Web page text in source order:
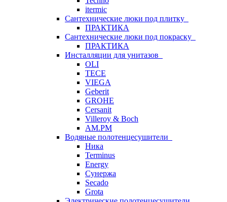
itermic
Сантехнические люки под плитку
ПРАКТИКА
Сантехнические люки под покраску
ПРАКТИКА
Инсталляции для унитазов
OLI
TECE
VIEGA
Geberit
GROHE
Cersanit
Villeroy & Boch
AM.PM
Водяные полотенцесушители
Ника
Terminus
Energy
Сунержа
Secado
Grota